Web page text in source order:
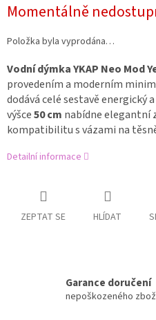
cena:
Momentálně
Položka byla vyprodána…
Vodní dýmka YKAP Neo Mod
provedením a moderním
dodává celé sestavě energický
výšce50 cm nabídne elegantní
kompatibilitu s vázami na
Detailní informace
ZEPTAT SE HLÍDAT
Garance doručení
nepoškozeného